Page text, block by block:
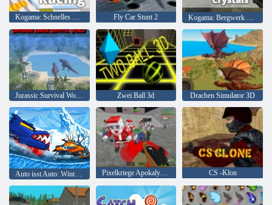
Kogama: Schnelles Rennen Fly Car Stunt 2 Kogama: Bergwerk der Kristalle
Jurassic Survival World der Dinosaurier Zwei Ball 3d Drachen Simulator 3D
Pixelkriege Apokalypse Zombie CS -Klon